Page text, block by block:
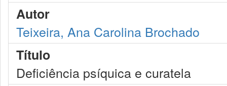
Autor
Teixeira, Ana Carolina Brochado
Título
Deficiência psíquica e curatela